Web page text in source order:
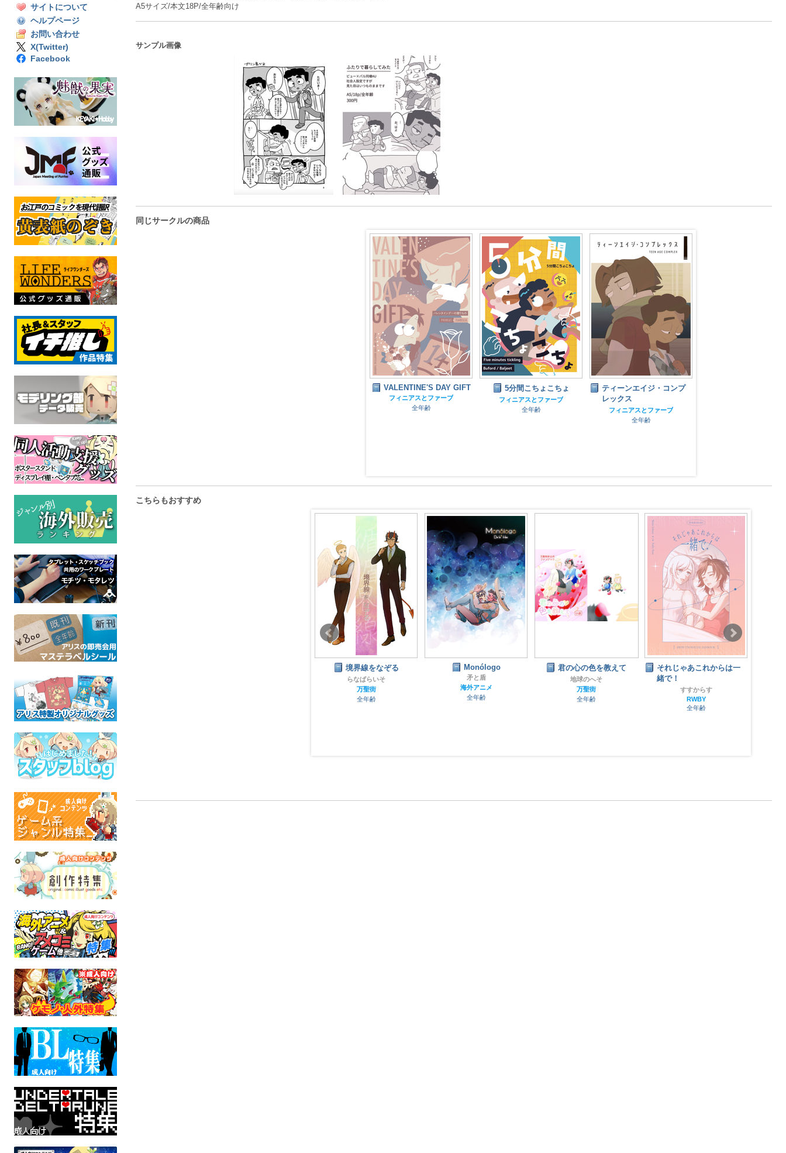
サイトについて
ヘルプページ
お問い合わせ
X(Twitter)
Facebook
A5サイズ/本文18P/全年齢向け
サンプル画像
同じサークルの商品
VALENTINE'S DAY GIFT
フィニアスとファーブ
全年齢
VALENTINE'S DAY GIFT
フィニアスとファーブ
全年齢
5分間こちょこちょ
フィニアスとファーブ
全年齢
ティーンエイジ・コンプ
レックス
フィニアスとファーブ
全年齢
こちらもおすすめ
モチウサギ
羅小黒戦記
全年齢
フィニアスとファーブ
境界線をなぞる
らなぱらいそ
万聖街
全年齢
Monólogo
矛と盾
海外アニメ
全年齢
君の心の色を教えて
地球のへそ
万聖街
全年齢
それじゃあこれからは一
緒で！
すすからす
RWBY
全年齢